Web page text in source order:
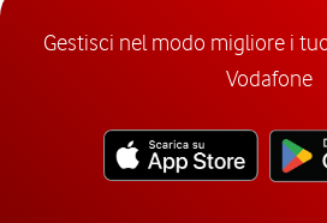
Gestisci nel modo migliore i
Vodafone